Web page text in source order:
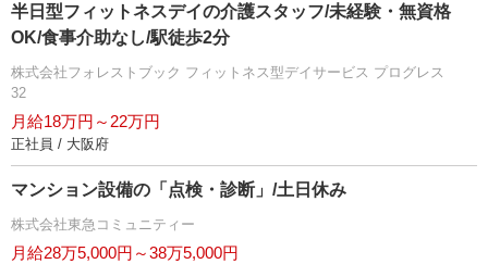
半日型フィットネスデイの介護スタッフ/未経験・無資格
OK/食事介助なし/駅徒歩2分
株式会社フォレストブック フィットネス型デイサービス プログレス
32
月給18万円～22万円
正社員 / 大阪府
マンション設備の「点検・診断」/土日休み
株式会社東急コミュニティー
月給28万5,000円～38万5,000円